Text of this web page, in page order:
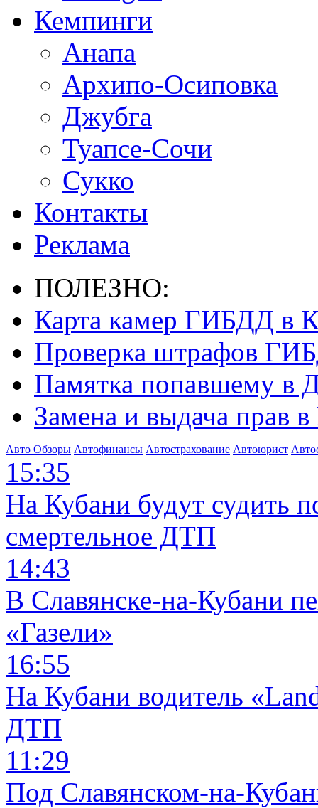
Кемпинги
Анапа
Архипо-Осиповка
Джубга
Туапсе-Сочи
Сукко
Контакты
Реклама
ПОЛЕЗНО:
Карта камер ГИБДД в
Проверка штрафов
Памятка попавшему в
Замена и выдача прав
Авто Обзоры Автофинансы Автострахование Автоюрист
15:35
На Кубани будут судить
смертельное ДТП
14:43
В Славянске-на-Кубани
«Газели»
16:55
На Кубани водитель
ДТП
11:29
Под Славянском-на-